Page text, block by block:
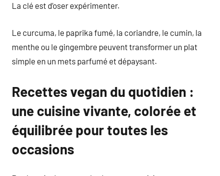
La clé est d’oser expérimenter.
Le curcuma, le paprika fumé, la coriandre, le cumin, la
menthe ou le gingembre peuvent transformer un plat
simple en un mets parfumé et dépaysant.
Recettes vegan du quotidien :
une cuisine vivante, colorée et
équilibrée pour toutes les
occasions